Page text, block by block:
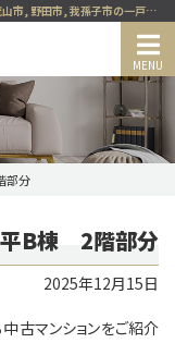
| ｡:物件情報*サンハイツ常盤平B棟 2階部分 | 松戸市, 柏市, 流山市, 野田市, 我孫子市の一戸建て, マンション, 土地, 投資用, 賃貸など、不動産の事ならセンチュリー21五大ホーム
部分
平B棟 2階部分
2025年12月15日
古マンションをご紹介